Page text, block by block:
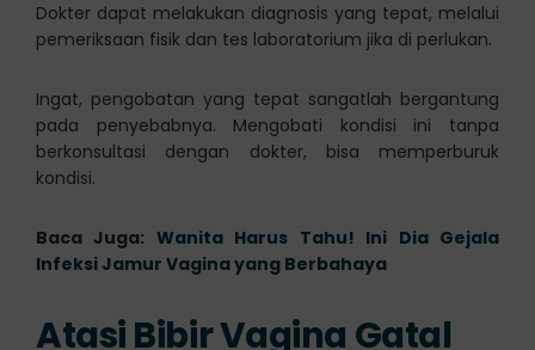
Dokter dapat melakukan diagnosis yang tepat, melalui
pemeriksaan fisik dan tes laboratorium jika di perlukan.
Ingat, pengobatan yang tepat sangatlah bergantung
pada penyebabnya. Mengobati kondisi ini tanpa
berkonsultasi dengan dokter, bisa memperburuk
kondisi.
Baca Juga: Wanita Harus Tahu! Ini Dia Gejala
Infeksi Jamur Vagina yang Berbahaya
Atasi Bibir Vagina Gatal